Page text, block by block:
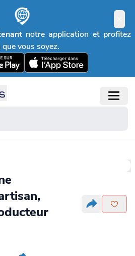
notre application et profitez
vous soyez.